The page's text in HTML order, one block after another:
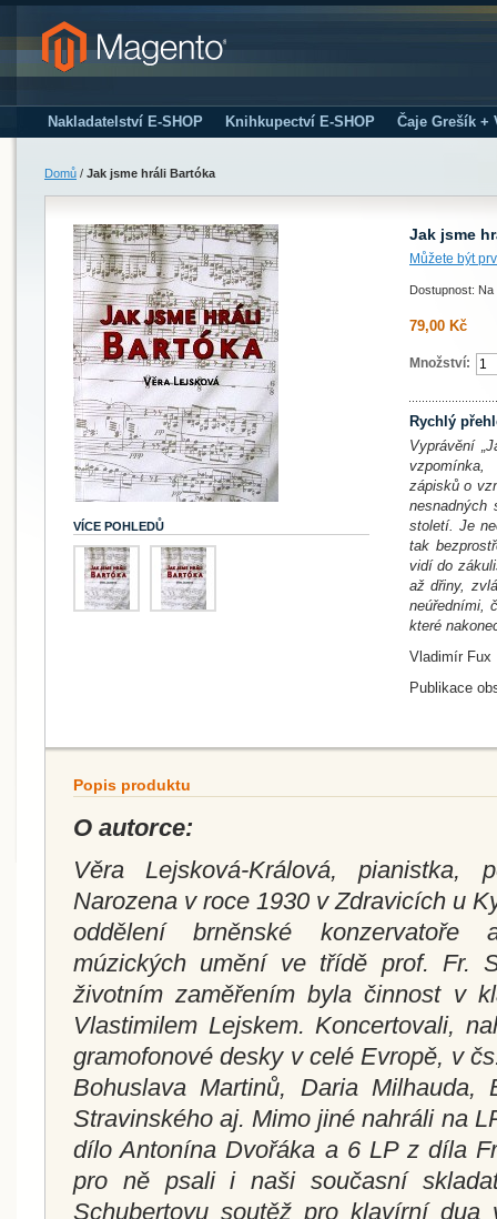
Nakladatelství E-SHOP Knihkupectví E-SHOP Čaje Grešík +
Domů / Jak jsme hráli Bartóka
VÍCE POHLEDŮ
Jak jsme
Můžete být
Dostupnost: Na
79,00 Kč
Množství:
Rychlý
Vyprávění
vzpomínka,
zápisků o
nesnadných
století. Je
tak
vidí do
až dřiny,
neúředními,
které
Vladimír Fux
Publikace
Popis produktu
O autorce:
Věra Lejsková-Králová, pianistka,
Narozena v roce 1930 v Zdravicích u
oddělení brněnské konzervatoře
múzických umění ve třídě prof. Fr.
životním zaměřením byla činnost v
Vlastimilem Lejskem. Koncertovali,
gramofonové desky v celé Evropě, v
Bohuslava Martinů, Daria Milhauda,
Stravinského aj. Mimo jiné nahráli na
dílo Antonína Dvořáka a 6 LP z díla
pro ně psali i naši současní
Schubertovu soutěž pro klavírní